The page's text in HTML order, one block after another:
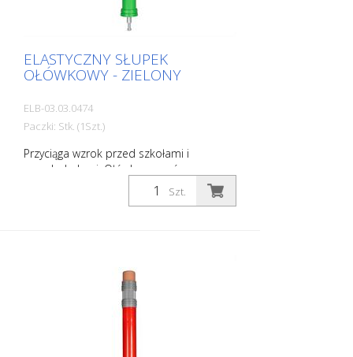
ELASTYCZNY SŁUPEK
OŁÓWKOWY - ZIELONY
ELB-03.03.0474
Paczki: Stk. (1Szt.)
Przyciąga wzrok przed szkołami i
przedszkolami. Ołówkowy wzór
natychmiast wizualizuje, że jest to obszar,
w którym przebywają dzieci. Zwiększa to
uziemienia - PZ 1 - w zestawie Zalety
elastycznych słupków plastikowych: -
Elastyczne, a tym samym odporne na
kolizje - Zapobiega uszkodzeniu pojazdu
Szt.